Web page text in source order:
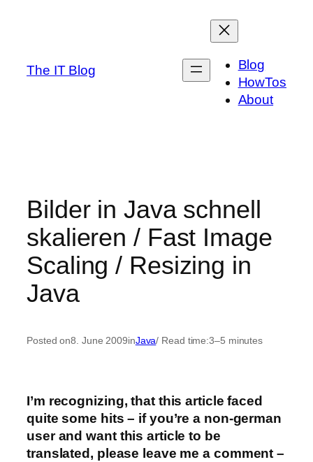
The IT Blog
Blog
HowTos
About
Bilder in Java schnell
skalieren / Fast Image
Scaling / Resizing in
Java
Posted on8. June 2009inJava/ Read time:3–5 minutes
I’m recognizing, that this article faced
quite some hits – if you’re a non-german
user and want this article to be
translated, please leave me a comment –